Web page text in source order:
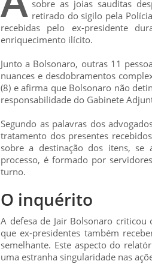
sobre as joias sauditas
retirado do sigilo pela
recebidas pelo ex-presidente
enriquecimento ilícito.
Junto a Bolsonaro, outras 11
nuances e desdobramentos
(8) e afirma que Bolsonaro não
responsabilidade do Gabinete
Segundo as palavras dos
tratamento dos presentes
sobre a destinação dos itens, se
processo, é formado por
turno.
O inquérito
A defesa de Jair Bolsonaro
que ex-presidentes também
semelhante. Este aspecto do
uma estranha singularidade nas